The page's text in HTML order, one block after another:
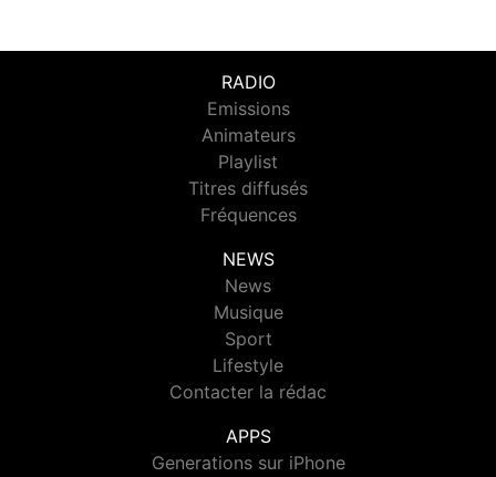
RADIO
Emissions
Animateurs
Playlist
Titres diffusés
Fréquences
NEWS
News
Musique
Sport
Lifestyle
Contacter la rédac
APPS
Generations sur iPhone